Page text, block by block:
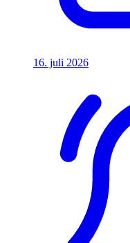
16. juli 2026